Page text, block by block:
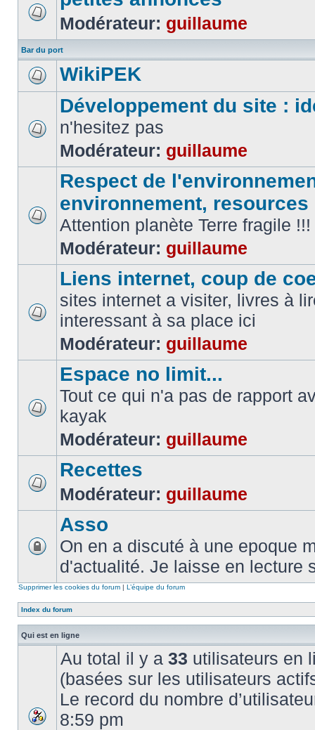
Modérateur: guillaume
Bar du port
WikiPEK
Développement du site :
n'hesitez pas
Modérateur: guillaume
Respect de
environnement, resources
Attention planète Terre fragile !!!
Modérateur: guillaume
Liens internet, coup de
sites internet a visiter, livres à
interessant à sa place ici
Modérateur: guillaume
Espace no limit...
Tout ce qui n'a pas de rapport
kayak
Modérateur: guillaume
Recettes
Modérateur: guillaume
Asso
On en a discuté à une epoque
d'actualité. Je laisse en lecture
Supprimer les cookies du forum | L’équipe du forum
Index du forum
Qui est en ligne
Au total il y a 33 utilisateurs en
(basées sur les utilisateurs
Le record du nombre
8:59 pm